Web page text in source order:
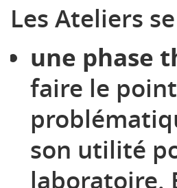
Les Ateliers
une phase
faire le
son utilité
laboratoire.